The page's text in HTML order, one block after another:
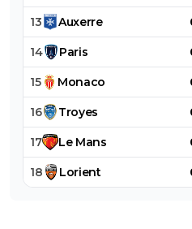
13 Auxerre
14 Paris
15 Monaco
16 Troyes
17 Le Mans
18 Lorient